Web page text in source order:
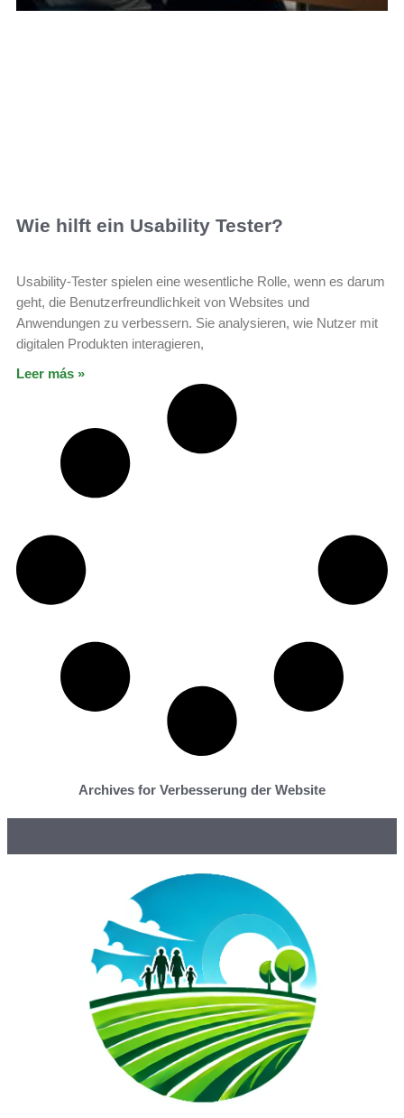
Wie hilft ein Usability Tester?
Usability-Tester spielen eine wesentliche Rolle, wenn es darum
geht, die Benutzerfreundlichkeit von Websites und
Anwendungen zu verbessern. Sie analysieren, wie Nutzer mit
digitalen Produkten interagieren,
Leer más »
Archives for Verbesserung der Website